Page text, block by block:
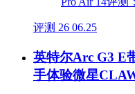
评测 26 06.25
英特尔Arc G3 E
手体验微星